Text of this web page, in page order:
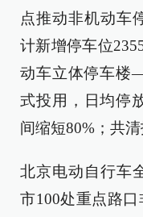
点推动非机动车
计新增停车位
动车立体停车楼
式投用，日均停
间缩短80%；共
北京电动自行车
市100处重点路口